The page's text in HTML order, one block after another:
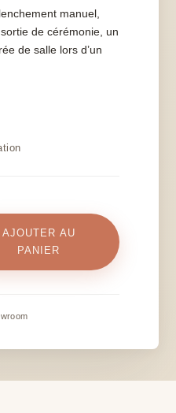
manuel,
de cérémonie, un
de salle lors d’un
AJOUTER AU
PANIER